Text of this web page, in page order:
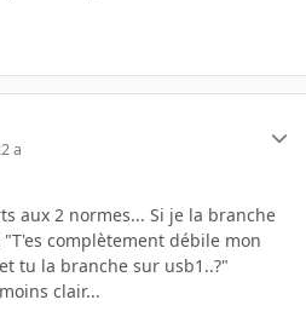
a
aux 2 normes... Si je la branche
complètement débile mon
tu la branche sur usb1..?"
clair...